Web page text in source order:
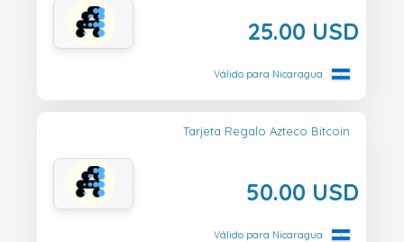
25.00 USD
Válido para Nicaragua
Tarjeta Regalo Azteco Bitcoin
50.00 USD
Válido para Nicaragua